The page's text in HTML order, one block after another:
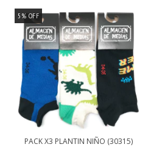
5 % OFF
PACK X3 PLANTIN NIÑO (30315)